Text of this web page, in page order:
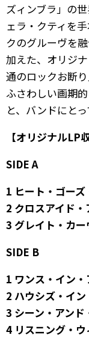
ズィンブラ」の
ェラ・クティを
クのグルーヴを
加えた、オリジ
通のロックお断
ふさわしい画期
と、バンドにと
【オリジナルLP
SIDE A
1 ヒート・ゴー
2 クロスアイド
3 グレイト・カー
SIDE B
1 ワンス・イン
2 ハウシズ・イ
3 シーン・アン
4 リスニング・